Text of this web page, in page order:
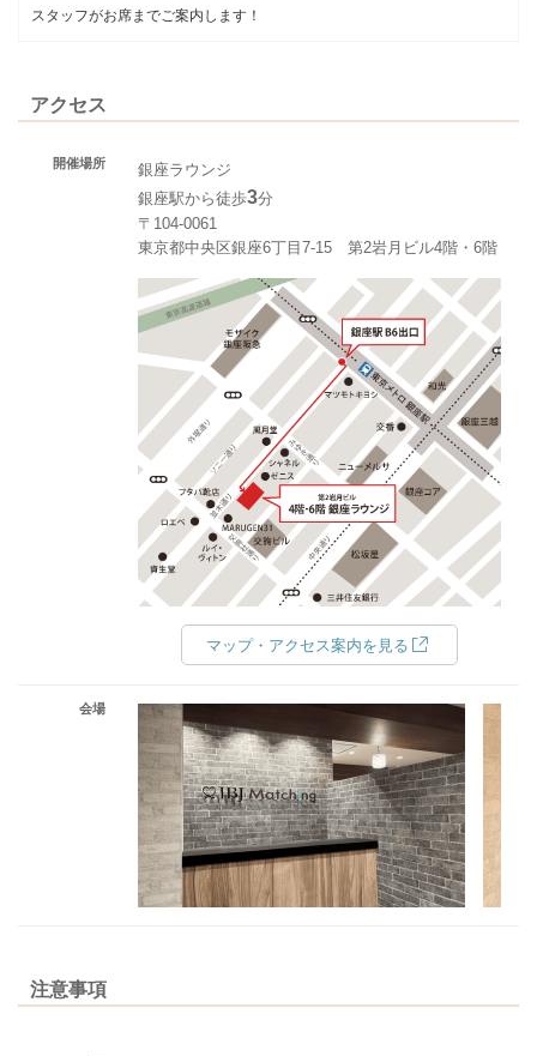
スタッフがお席までご案内します！
アクセス
開催場所
銀座ラウンジ
銀座駅から徒歩3分
〒104-0061
東京都中央区銀座6丁目7-15 第2岩月ビル4階・6階
マップ・アクセス案内を見る
会場
注意事項